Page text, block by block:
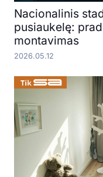
Nacionalinis
pusiaukelę:
montavimas
2026.05.12